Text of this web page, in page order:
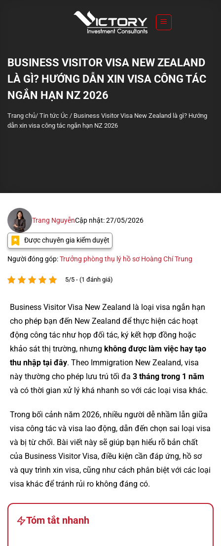
BUSINESS VISITOR VISA NEW ZEALAND
LÀ GÌ? HƯỚNG DẪN XIN VISA CÔNG TÁC
NGẮN HẠN NZ 2026
Trang chủ/ Tin tức Úc / Business Visitor Visa New Zealand là gì? Hướng
dẫn xin visa công tác ngắn hạn NZ 2026
Trang NguyễnCập nhật: 27/05/2026
Được chuyên gia kiểm duyệt
Người đóng góp:Trưởng phòng thụ lý hồ sơ Hoàng Chí Trung
5/5 - (1 đánh giá)
Business Visitor Visa New Zealand là loại visa ngắn hạn
cho phép bạn đến New Zealand để thực hiện các hoạt
động công tác như họp đối tác, ký kết hợp đồng hoặc
khảo sát thị trường, nhưng không được làm việc hay tạo
thu nhập tại đây. Theo Immigration New Zealand, visa
này thường cho phép lưu trú tối đa 3 tháng trong 1 năm
và có thời gian xử lý khá nhanh so với các loại visa khác.
Trong bối cảnh năm 2026, nhiều người dễ nhầm lẫn giữa
visa công tác và visa lao động, dẫn đến chọn sai loại visa
và bị từ chối. Bài viết này sẽ giúp bạn hiểu rõ bản chất
của Business Visitor Visa, điều kiện cần đáp ứng, hồ sơ
và quy trình xin visa, cũng như cách phân biệt với các loại
visa khác để tránh rủi ro không đáng có.
Tóm tắt nhanh